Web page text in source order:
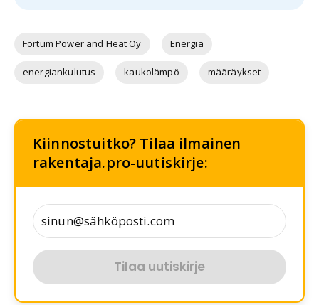
Fortum Power and Heat Oy Energia
energiankulutus kaukolämpö määräykset
Kiinnostuitko? Tilaa ilmainen
rakentaja.pro-uutiskirje:
Tilaa uutiskirje